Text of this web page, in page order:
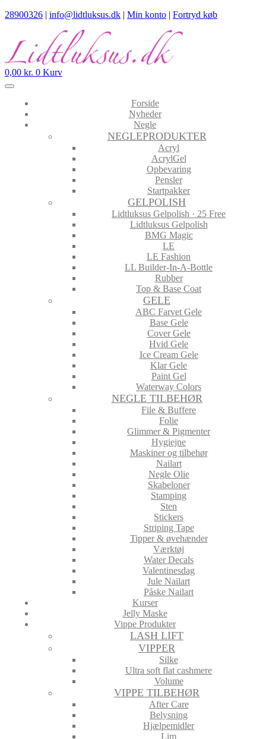
28900326 | info@lidtluksus.dk | Min konto | Fortryd køb
0,00 kr. 0 Kurv
Forside
Nyheder
Negle
NEGLEPRODUKTER
Acryl
AcrylGel
Opbevaring
Pensler
Startpakker
GELPOLISH
Lidtluksus Gelpolish · 25 Free
Lidtluksus Gelpolish
BMG Magic
LE
LE Fashion
LL Builder-In-A-Bottle
Rubber
Top & Base Coat
GELE
ABC Farvet Gele
Base Gele
Cover Gele
Hvid Gele
Ice Cream Gele
Klar Gele
Paint Gel
Waterway Colors
NEGLE TILBEHØR
File & Buffere
Folie
Glimmer & Pigmenter
Hygiejne
Maskiner og tilbehør
Nailart
Negle Olie
Skabeloner
Stamping
Sten
Stickers
Striping Tape
Tipper & øvehænder
Værktøj
Water Decals
Valentinesdag
Jule Nailart
Påske Nailart
Kurser
Jelly Maske
Vippe Produkter
LASH LIFT
VIPPER
Silke
Ultra soft flat cashmere
Volume
VIPPE TILBEHØR
After Care
Belysning
Hjælpemidler
Lim